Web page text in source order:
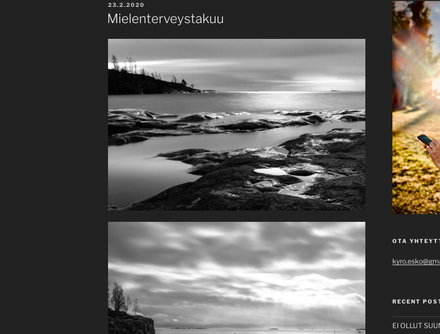
POSTED
ON
23.2.2020
Mielenterveystakuu
OTA
RECENT
EI OLLUT